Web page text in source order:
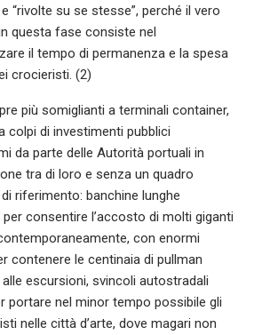
“rivolte su se stesse”, perché il vero
questa fase consiste nel
il tempo di permanenza e la spesa
crocieristi. (2)
più somiglianti a terminali container,
colpi di investimenti pubblici
da parte delle Autorità portuali in
tra di loro e senza un quadro
riferimento: banchine lunghe
consentire l’accosto di molti giganti
con enormi
contenere le centinaia di pullman
escursioni, svincoli autostradali
portare nel minor tempo possibile gli
nelle città d’arte, dove magari non